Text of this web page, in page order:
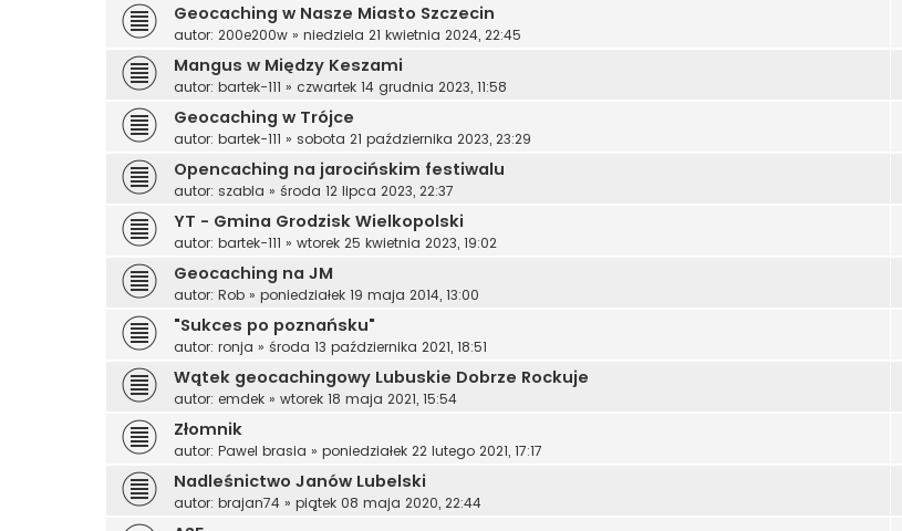
Geocaching w Nasze Miasto Szczecin
autor: 200e200w » niedziela 21 kwietnia 2024, 22:45
Mangus w Między Keszami
autor: bartek-111 » czwartek 14 grudnia 2023, 11:58
Geocaching w Trójce
autor: bartek-111 » sobota 21 października 2023, 23:29
Opencaching na jarocińskim festiwalu
autor: szabla » środa 12 lipca 2023, 22:37
YT - Gmina Grodzisk Wielkopolski
autor: bartek-111 » wtorek 25 kwietnia 2023, 19:02
Geocaching na JM
autor: Rob » poniedziałek 19 maja 2014, 13:00
"Sukces po poznańsku"
autor: ronja » środa 13 października 2021, 18:51
Wątek geocachingowy Lubuskie Dobrze Rockuje
autor: emdek » wtorek 18 maja 2021, 15:54
Złomnik
autor: Pawel brasia » poniedziałek 22 lutego 2021, 17:17
Nadleśnictwo Janów Lubelski
autor: brajan74 » piątek 08 maja 2020, 22:44